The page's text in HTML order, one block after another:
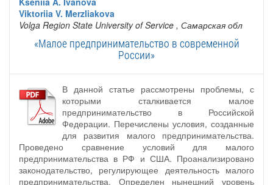
Viktoriia V. Merzliakova
Volga Region State University of Service , Самарская обл
«Малое предпринимательство в современной
России»
В данной статье рассмотрены проблемы, с
которыми сталкивается малое
предпринимательство в Российской
Федерации. Перечислены условия, созданные
для развития малого предпринимательства.
Проведено сравнение условий для малого
предпринимательства в РФ и США. Проанализировано
законодательство, регулирующее деятельность малого
предпринимательства. Определен нынешний уровень